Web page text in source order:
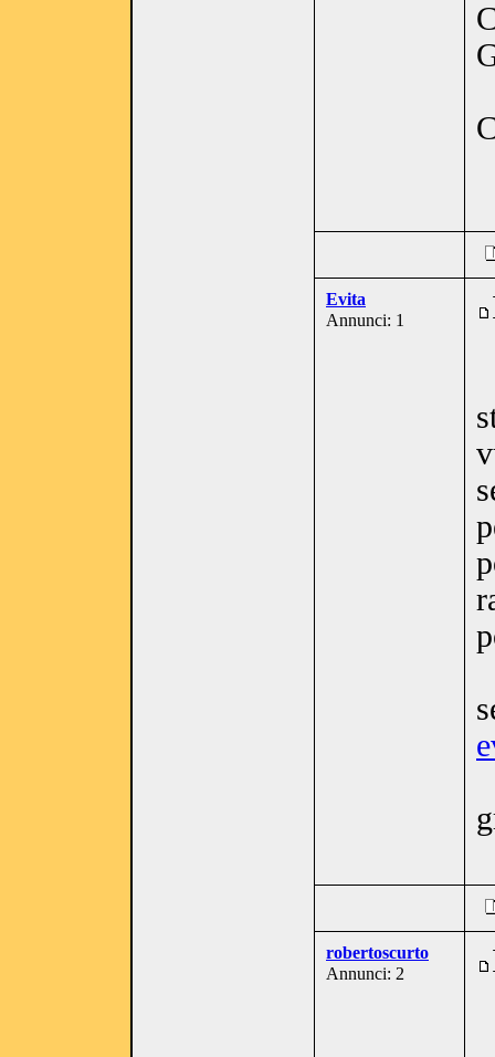
Evita
Annunci: 1
robertoscurto
Annunci: 2